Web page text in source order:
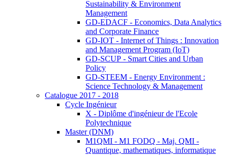
Sustainability & Environment
Management
GD-EDACF - Economics, Data Analytics
and Corporate Finance
GD-IOT - Internet of Things : Innovation
and Management Program (IoT)
GD-SCUP - Smart Cities and Urban
Policy
GD-STEEM - Energy Environment :
Science Technology & Management
Catalogue 2017 - 2018
Cycle Ingénieur
X - Diplôme d'ingénieur de l'Ecole
Polytechnique
Master (DNM)
M1QMI - M1 FODQ - Maj. QMI -
Quantique, mathematiques, informatique